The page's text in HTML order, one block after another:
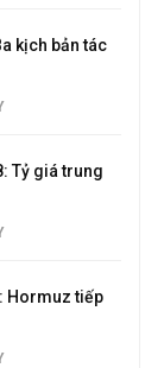
kịch bản tác
Tỷ giá trung
Hormuz tiếp